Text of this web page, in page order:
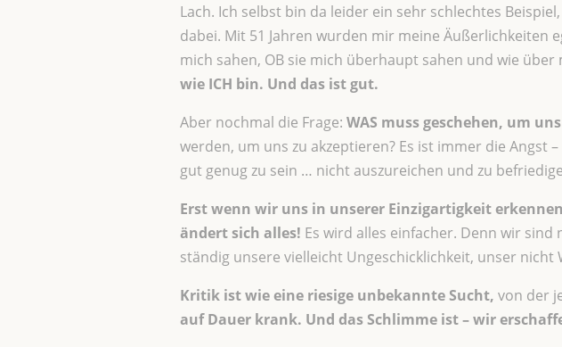
Lach. Ich selbst bin da leider ein sehr schlechtes
dabei. Mit 51 Jahren wurden mir meine Äußerlichkeiten
mich sahen, OB sie mich überhaupt sahen und wie
wie ICH bin. Und das ist gut.
Aber nochmal die Frage: WAS muss geschehen, um
werden, um uns zu akzeptieren? Es ist immer die Angst
gut genug zu sein … nicht auszureichen und zu
Erst wenn wir uns in unserer Einzigartigkeit
ändert sich alles! Es wird alles einfacher. Denn wir
ständig unsere vielleicht Ungeschicklichkeit, unser nicht
Kritik ist wie eine riesige unbekannte Sucht, von der
auf Dauer krank. Und das Schlimme ist – wir